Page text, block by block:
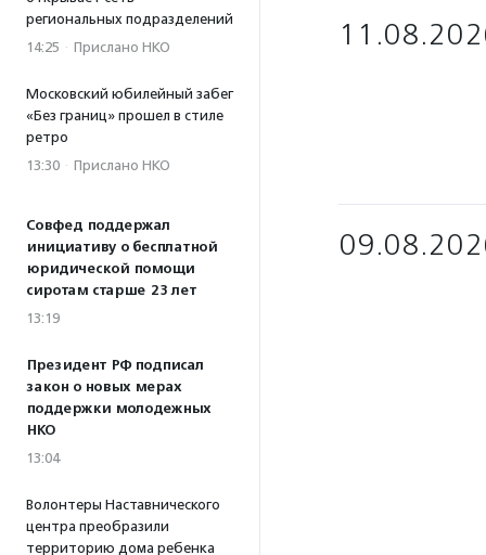
региональных подразделений
14:25 · Прислано НКО
Московский юбилейный забег
«Без границ» прошел в стиле
ретро
13:30 · Прислано НКО
Совфед поддержал
инициативу о бесплатной
юридической помощи
сиротам старше 23 лет
13:19
Президент РФ подписал
закон о новых мерах
поддержки молодежных
НКО
13:04
Волонтеры Наставнического
центра преобразили
территорию дома ребенка